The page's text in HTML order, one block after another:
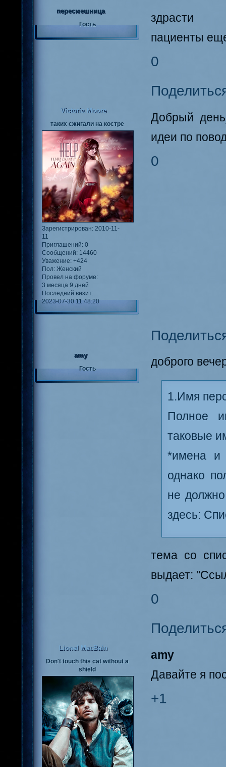
пересмешница
Гость
здрасти
пациенты
0
Victoria Moore
таких сжигали на костре
Зарегистрирован: 2010-11-
11
Приглашений: 0
Сообщений: 14460
Уважение: +424
Пол: Женский
Провел на форуме:
3 месяца 9 дней
Последний визит:
2023-07-30 11:48:20
Добрый
идеи по
0
amy
Гость доброго
1.Имя
Полное
таковые
*имена и
однако
не
здесь:
тема со
выдает:
0
Lionel MacBain
Don't touch this cat without a
shield
amy
Давайте я
+1